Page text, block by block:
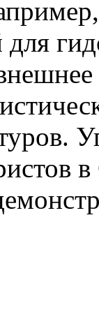
для